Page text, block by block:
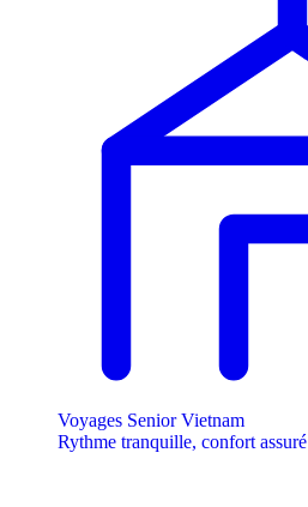
Voyages Senior Vietnam
Rythme tranquille, confort assuré